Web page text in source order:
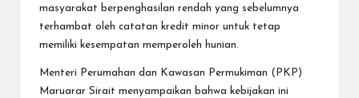
masyarakat berpenghasilan rendah yang sebelumnya
terhambat oleh catatan kredit minor untuk tetap
memiliki kesempatan memperoleh hunian.
Menteri Perumahan dan Kawasan Permukiman (PKP)
Maruarar Sirait menyampaikan bahwa kebijakan ini